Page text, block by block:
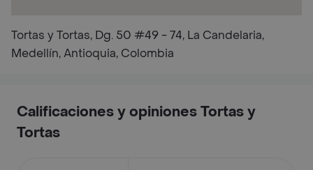
Tortas y Tortas, Dg. 50 #49 - 74, La Candelaria,
Medellín, Antioquia, Colombia
Calificaciones y opiniones Tortas y
Tortas